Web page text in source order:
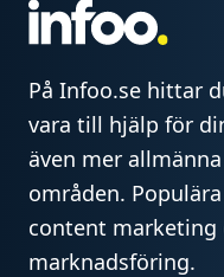
På Infoo.se hittar
vara till hjälp för
även mer
områden.
content
marknadsföring.